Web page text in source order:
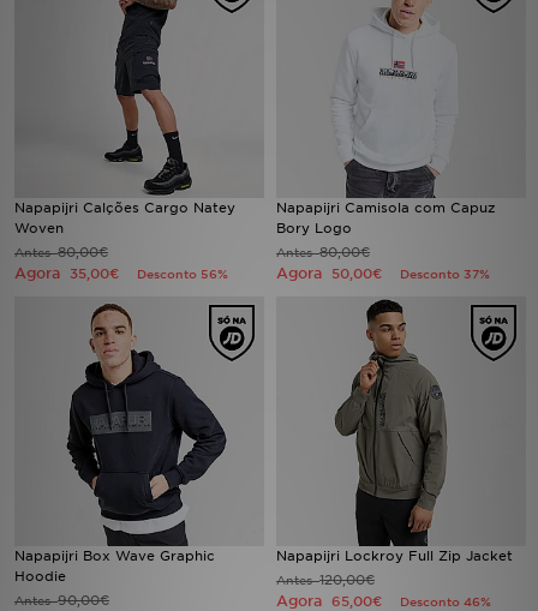
Napapijri Calções Cargo Natey
Woven
Antes80,00€
Agora 35,00€ Desconto 56%
Napapijri Camisola com Capuz
Bory Logo
Antes80,00€
Agora 50,00€ Desconto 37%
Napapijri Box Wave Graphic
Hoodie
Antes90,00€
Napapijri Lockroy Full Zip Jacket
Antes120,00€
Agora 65,00€ Desconto 46%
ATENÇÃO AO CLIENTE
FAZ DOWNLOAD DA APP
TRABALHA CONNOSCO
FAQs